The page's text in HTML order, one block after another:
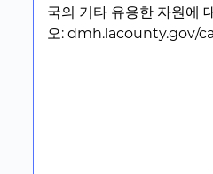
국의 기타 유용한 자원에
오: dmh.lacounty.gov/